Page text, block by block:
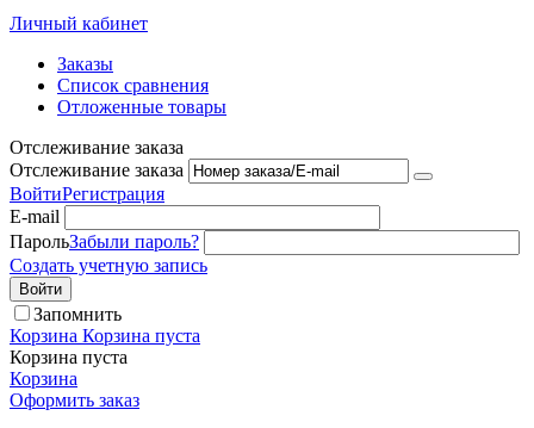
Личный кабинет
Заказы
Список сравнения
Отложенные товары
Отслеживание заказа
Отслеживание заказа
ВойтиРегистрация
E-mail
ПарольЗабыли пароль?
Создать учетную запись
Войти
Запомнить
Корзина Корзина пуста
Корзина пуста
Корзина
Оформить заказ